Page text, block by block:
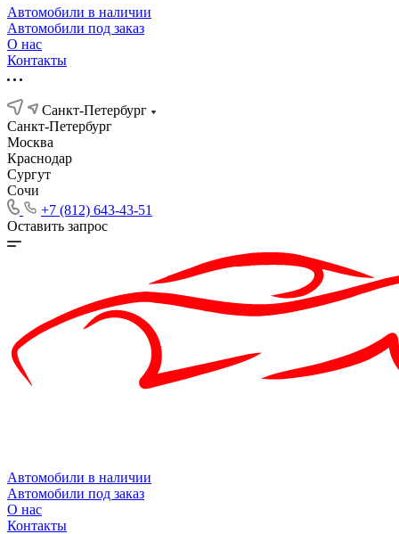
Автомобили в наличии
Автомобили под заказ
О нас
Контакты
Санкт-Петербург
Санкт-Петербург
Москва
Краснодар
Сургут
Сочи
+7 (812) 643-43-51
Оставить запрос
Автомобили в наличии
Автомобили под заказ
О нас
Контакты